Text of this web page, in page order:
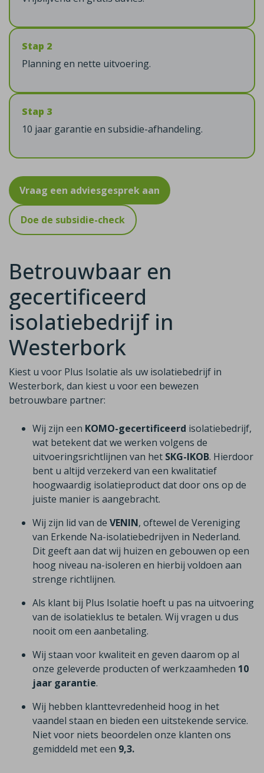
Stap 2
Planning en nette uitvoering.
Stap 3
10 jaar garantie en subsidie-afhandeling.
Vraag een adviesgesprek aan
Doe de subsidie-check
Betrouwbaar en
gecertificeerd
isolatiebedrijf in
Westerbork
Kiest u voor Plus Isolatie als uw isolatiebedrijf in
Westerbork, dan kiest u voor een bewezen
betrouwbare partner:
Wij zijn een KOMO-gecertificeerd isolatiebedrijf,
wat betekent dat we werken volgens de
uitvoeringsrichtlijnen van het SKG-IKOB. Hierdoor
bent u altijd verzekerd van een kwalitatief
hoogwaardig isolatieproduct dat door ons op de
juiste manier is aangebracht.
Wij zijn lid van de VENIN, oftewel de Vereniging
van Erkende Na-isolatiebedrijven in Nederland.
Dit geeft aan dat wij huizen en gebouwen op een
hoog niveau na-isoleren en hierbij voldoen aan
strenge richtlijnen.
Als klant bij Plus Isolatie hoeft u pas na uitvoering
van de isolatieklus te betalen. Wij vragen u dus
nooit om een aanbetaling.
Wij staan voor kwaliteit en geven daarom op al
onze geleverde producten of werkzaamheden 10
jaar garantie.
Wij hebben klanttevredenheid hoog in het
vaandel staan en bieden een uitstekende service.
Niet voor niets beoordelen onze klanten ons
gemiddeld met een 9,3.